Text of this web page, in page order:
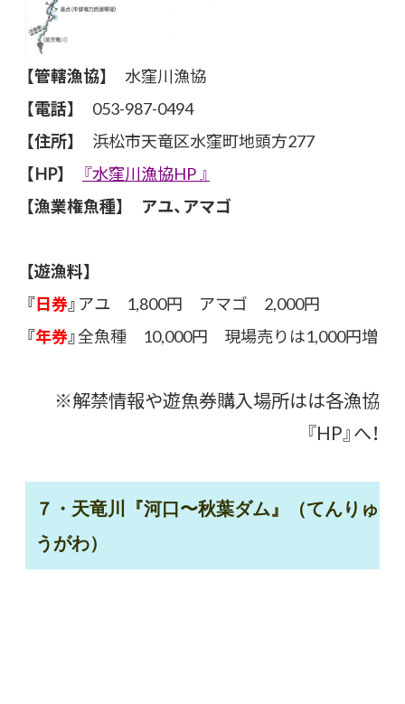
【管轄漁協】
水窪川漁協
【電話】
053-987-0494
【住所】
浜松市天竜区水窪町地頭方277
【HP】
『水窪川漁協HP 』
【漁業権魚種】 アユ、アマゴ
【遊漁料】
『日券』アユ 1,800円 アマゴ 2,000円
『年券』全魚種 10,000円 現場売りは1,000円増
※解禁情報や遊魚券購入場所はは各漁協
『HP』へ！
７・天竜川『河口〜秋葉ダム』（てんりゅ
うがわ）